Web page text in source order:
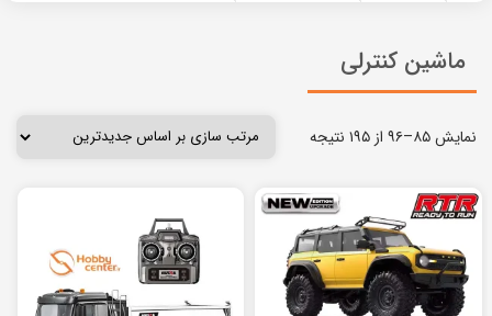
ماشین کنترلی
نمایش ۸۵–۹۶ از ۱۹۵ نتیجه